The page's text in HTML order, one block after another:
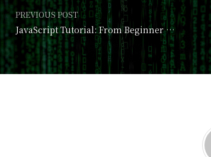
PREVIOUS POST
JavaScript Tutorial: From Beginner to Pro